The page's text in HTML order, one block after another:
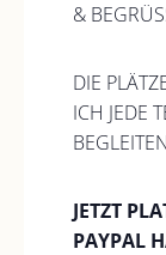
&
DIE
ICH JEDE
JETZT
PAYPAL